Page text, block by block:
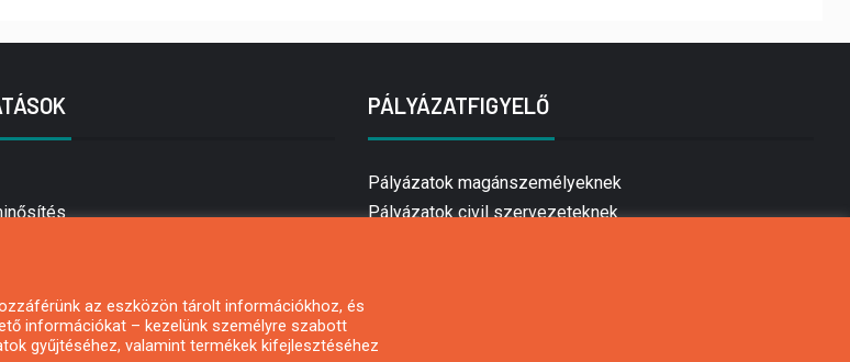
pályázatírás
PÁLYÁZATFIGYELŐ
Pályázatok magánszemélyeknek
Pályázatok civil szervezeteknek
az eszközön tárolt információkhoz, és
információkat – kezelünk személyre szabott
gyűjtéséhez, valamint termékek kifejlesztéséhez